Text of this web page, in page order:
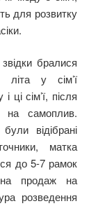
для розвитку
бралися
літа у сім’ї
сім’ї, після
на самоплив.
відібрані
матка
до 5-7 рамок
продаж на
розведення